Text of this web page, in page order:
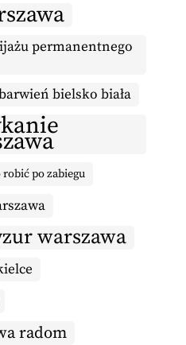
permanentnego
bielsko biała
po zabiegu
warszawa
radom